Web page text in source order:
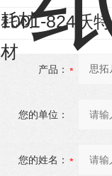
耗材
1001-824沃
材
产品：
您的单位：
您的姓名：